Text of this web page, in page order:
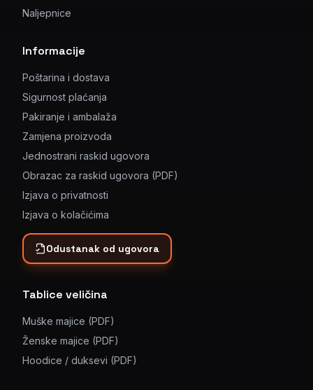
Naljepnice
Informacije
Poštarina i dostava
Sigurnost plaćanja
Pakiranje i ambalaža
Zamjena proizvoda
Jednostrani raskid ugovora
Obrazac za raskid ugovora (PDF)
Izjava o privatnosti
Izjava o kolačićima
Odustanak od ugovora
Tablice veličina
Muške majice (PDF)
Ženske majice (PDF)
Hoodice / duksevi (PDF)